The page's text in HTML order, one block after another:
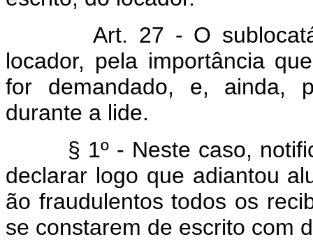
Art. 27 - O sublocatário
locador, pela importância
for demandado, e, ainda,
durante a lide.
§ 1º - Neste caso,
declarar logo que adiantou
ão fraudulentos todos os
se constarem de escrito com